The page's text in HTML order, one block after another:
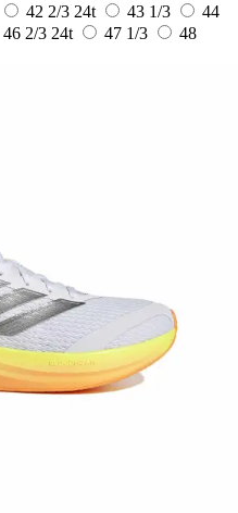
42 2/3 24t 43 1/3
44
46 2/3 24t 47 1/3
48